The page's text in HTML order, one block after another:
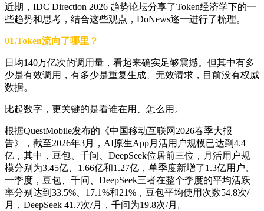
近期，IDC Direction 2026 趋势论坛分享了Token经济学下的一
些趋势和思考，结合这些观点，DoNews逐一进行了梳理。
01.Token流向了哪里？
日均140万亿次的调用量，看起来确实足够震撼。但其中有多
少是有效调用，有多少是重复生成、无效请求，目前没有权威
数据。
比起数字，更关键的是看谁在用、怎么用。
根据QuestMobile发布的《中国移动互联网2026春季大报
告》，截至2026年3月，AI原生App月活用户规模已达到4.4
亿，其中，豆包、千问、DeepSeek位居前三位，月活用户规
模分别为3.45亿、1.66亿和1.27亿，单季度新增了1.3亿用户。
一季度，豆包、千问、DeepSeek三者在整个季度的平均活跃
率分别达到33.5%、17.1%和21%，豆包平均使用次数54.8次/
月，DeepSeek 41.7次/月，千问为19.8次/月。